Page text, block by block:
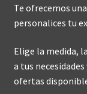
Te ofrecemos
personalices tu
Elige la medida,
a tus
ofertas